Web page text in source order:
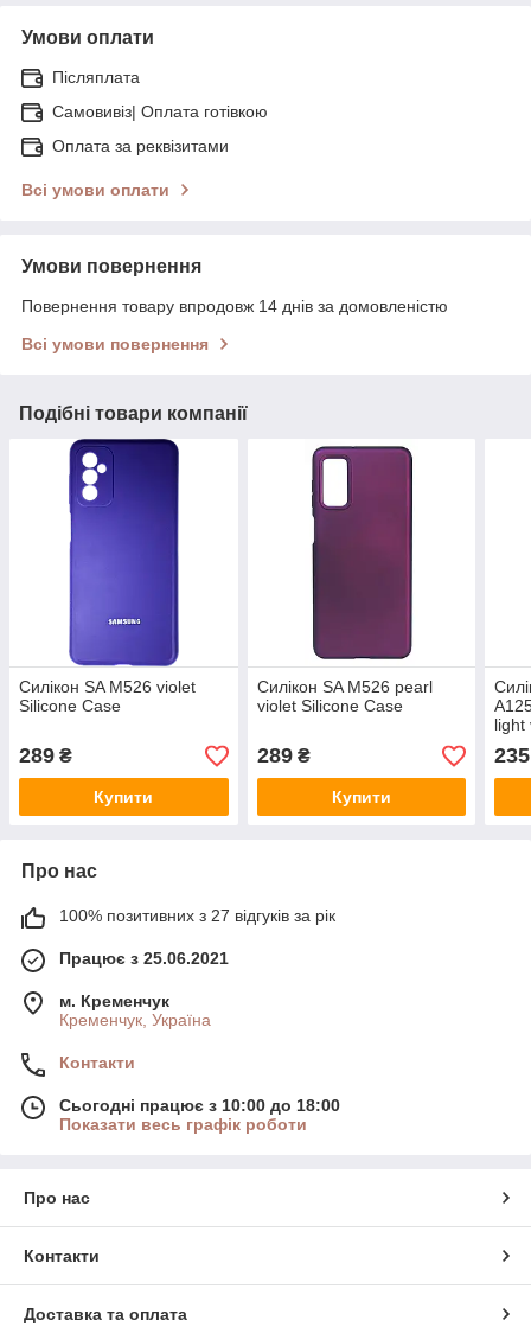
Умови оплати
Післяплата
Самовивіз| Оплата готівкою
Оплата за реквізитами
Всі умови оплати
Умови повернення
Повернення товару впродовж 14 днів за домовленістю
Всі умови повернення
Подібні товари компанії
Силікон SA M526 violet
Silicone Case
289 ₴
Купити
Силікон SA M526 pearl
violet Silicone Case
289₴
Купити
light
235
Про нас
100% позитивних з 27 відгуків за рік
Працює з 25.06.2021
м. Кременчук
Кременчук, Україна
Контакти
Сьогодні працює з 10:00 до 18:00
Показати весь графік роботи
Про нас
Контакти
Доставка та оплата